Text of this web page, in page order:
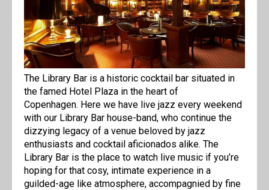
Om
Kontakt
Om
SHOP
The Library Bar is a historic cocktail bar situated in
the famed Hotel Plaza in the heart of
Copenhagen. Here we have live jazz every weekend
with our Library Bar house-band, who continue the
dizzying legacy of a venue beloved by jazz
enthusiasts and cocktail aficionados alike. The
Library Bar is the place to watch live music if you’re
hoping for that cosy, intimate experience in a
guilded-age like atmosphere, accompagnied by fine